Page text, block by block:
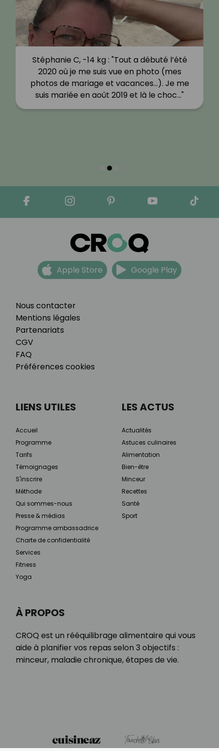
Stéphanie C, -14 kg : "Tout a débuté l’été
2020 où je me suis vue en photo (mes
photos de mariage et vacances…). Je me
suis mariée en août 2019 et là le choc…"
Nous contacter
Mentions légales
Partenariats
CGV
FAQ
Préférences cookies
Apple Store Google Play
À PROPOS
CROQ est un rééquilibrage alimentaire qui vous
aide à planifier vos repas selon 3 objectifs :
minceur, maladie chronique, étapes de vie.
LIENS UTILES
Accueil
Programme
Tarifs
Témoignages
S'inscrire
Méthode
Qui sommes-nous
Presse & médias
Programme ambassadrice
Charte de confidentialité
Services
Fitness
Yoga
LES ACTUS
Actualités
Astuces culinaires
Alimentation
Bien-être
Minceur
Recettes
Santé
Sport